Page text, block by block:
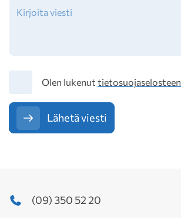
TietosuojaOlen lukenut tietosuojaselosteen
Lähetä viesti
(09) 350 52 20